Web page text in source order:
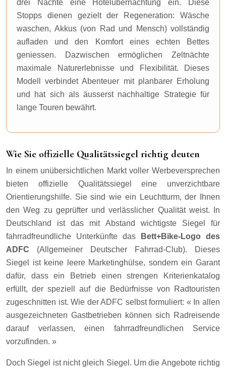
drei Nächte eine Hotelübernachtung ein. Diese
Stopps dienen gezielt der Regeneration: Wäsche
waschen, Akkus (von Rad und Mensch) vollständig
aufladen und den Komfort eines echten Bettes
geniessen. Dazwischen ermöglichen Zeltnächte
maximale Naturerlebnisse und Flexibilität. Dieses
Modell verbindet Abenteuer mit planbarer Erholung
und hat sich als äusserst nachhaltige Strategie für
lange Touren bewährt.
Wie Sie offizielle Qualitätssiegel richtig deuten
In einem unübersichtlichen Markt voller Werbeversprechen
bieten offizielle Qualitätssiegel eine unverzichtbare
Orientierungshilfe. Sie sind wie ein Leuchtturm, der Ihnen
den Weg zu geprüfter und verlässlicher Qualität weist. In
Deutschland ist das mit Abstand wichtigste Siegel für
fahrradfreundliche Unterkünfte das
Bett+Bike-Logo des
ADFC (Allgemeiner Deutscher Fahrrad-Club). Dieses
Siegel ist keine leere Marketinghülse, sondern ein Garant
dafür, dass ein Betrieb einen strengen Kriterienkatalog
erfüllt, der speziell auf die Bedürfnisse von Radtouristen
zugeschnitten ist. Wie der ADFC selbst formuliert: « In allen
ausgezeichneten Gastbetrieben können sich Radreisende
darauf verlassen, einen fahrradfreundlichen Service
vorzufinden. »
Doch Siegel ist nicht gleich Siegel. Um die Angebote richtig